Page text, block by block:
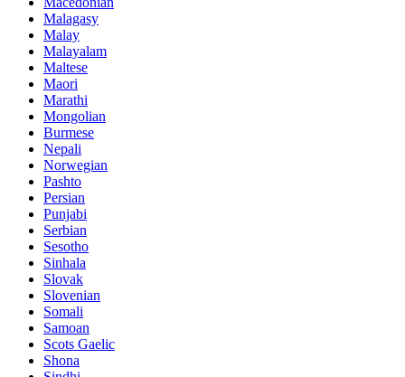
Malagasy
Malay
Malayalam
Maltese
Maori
Marathi
Mongolian
Burmese
Nepali
Norwegian
Pashto
Persian
Punjabi
Serbian
Sesotho
Sinhala
Slovak
Slovenian
Somali
Samoan
Scots Gaelic
Shona